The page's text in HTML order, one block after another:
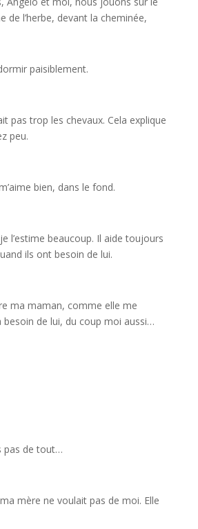
de l’herbe, devant la cheminée,
paisiblement.
pas trop les chevaux. Cela explique
peu.
bien, dans le fond.
l’estime beaucoup. Il aide toujours
ils ont besoin de lui.
ma maman, comme elle me
besoin de lui, du coup moi aussi…
pas de tout…
mère ne voulait pas de moi. Elle